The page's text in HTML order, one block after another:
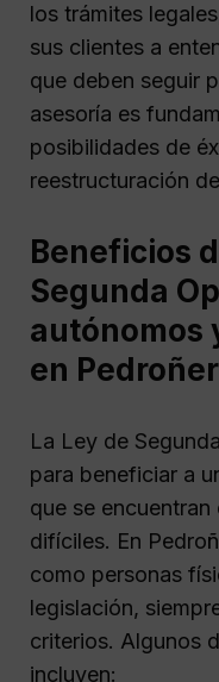
los trámites
sus clientes a
que deben seguir
asesoría es
posibilidades de
reestructuración
Beneficios
Segunda
autónomos
en
La Ley de
para beneficiar a
que se
difíciles. En
como personas
legislación,
criterios. Algunos
incluyen: